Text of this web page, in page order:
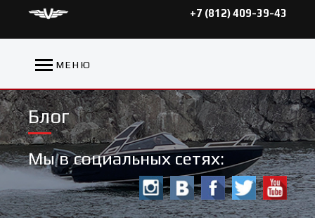
+7 (812) 409-39-43
МЕНЮ
Блог
Мы в социальных сетях: